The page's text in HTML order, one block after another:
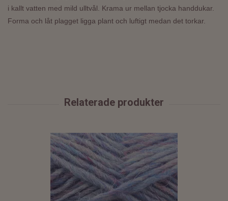
i kallt vatten med mild ulltvål. Krama ur mellan tjocka handdukar.
Forma och låt plagget ligga plant och luftigt medan det torkar.